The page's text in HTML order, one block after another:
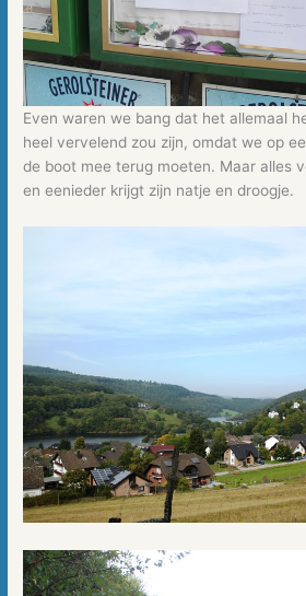
Even waren we bang dat het allemaal
heel vervelend zou zijn, omdat we op
de boot mee terug moeten. Maar alles
en eenieder krijgt zijn natje en droogje.